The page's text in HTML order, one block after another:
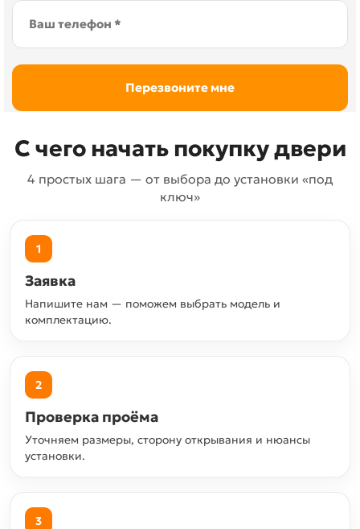
С чего начать покупку двери
4 простых шага — от выбора до установки «под
ключ»
1
Заявка
Напишите нам — поможем выбрать модель и
комплектацию.
2
Проверка проёма
Уточняем размеры, сторону открывания и нюансы
установки.
3